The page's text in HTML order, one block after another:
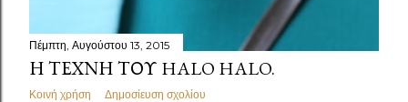
Πέμπτη, Αυγούστου 13, 2015
Η ΤΈΧΝΗ ΤΟΥ HALO HALO.
Κοινή χρήση Δημοσίευση σχολίου